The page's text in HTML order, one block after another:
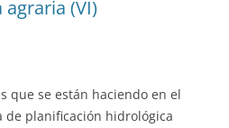
(VI)
que se están haciendo en el
de planificación hidrológica